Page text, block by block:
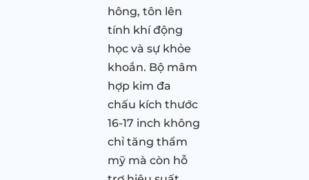
hông, tôn lên
tính khí động
học và sự khỏe
khoắn. Bộ mâm
hợp kim đa
chấu kích thước
16-17 inch không
chỉ tăng thẩm
mỹ mà còn hỗ